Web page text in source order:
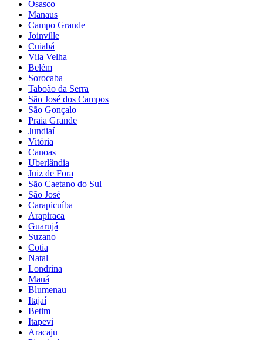
Osasco
Manaus
Campo Grande
Joinville
Cuiabá
Vila Velha
Belém
Sorocaba
Taboão da Serra
São José dos Campos
São Gonçalo
Praia Grande
Jundiaí
Vitória
Canoas
Uberlândia
Juiz de Fora
São Caetano do Sul
São José
Carapicuíba
Arapiraca
Guarujá
Suzano
Cotia
Natal
Londrina
Mauá
Blumenau
Itajaí
Betim
Itapevi
Aracaju